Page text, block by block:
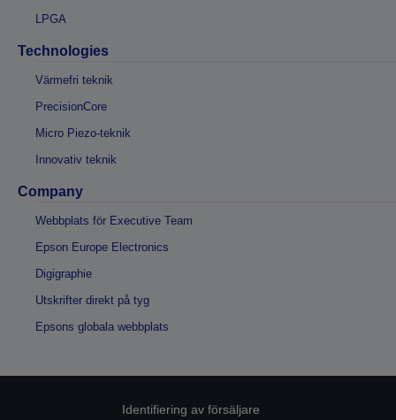
LPGA
Technologies
Värmefri teknik
PrecisionCore
Micro Piezo-teknik
Innovativ teknik
Company
Webbplats för Executive Team
Epson Europe Electronics
Digigraphie
Utskrifter direkt på tyg
Epsons globala webbplats
Identifiering av försäljare